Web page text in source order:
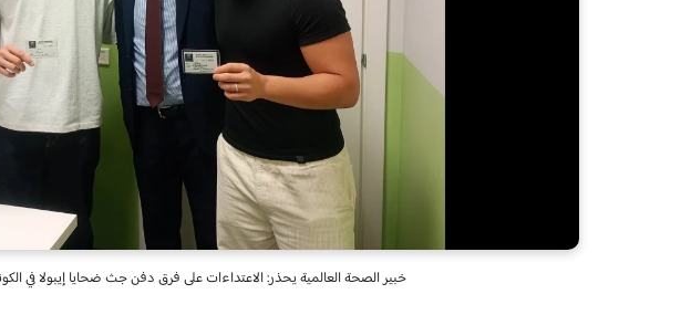
خبير الصحة العالمية يحذر: الاعتداءات على فرق دفن جث ضحايا إيبولا في